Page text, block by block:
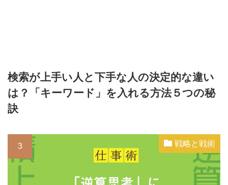
検索が上手い人と下手な人の決定的な違い
は？「キーワード」を入れる方法５つの秘
訣
戦略と戦術